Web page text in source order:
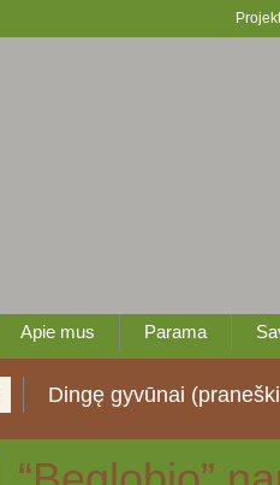
Apie mus Parama
Dingę gyvūnai